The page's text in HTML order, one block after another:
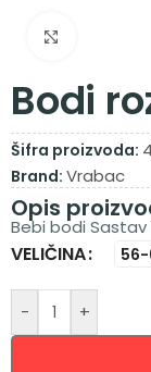
Zumiraj
Bodi
Šifra proizvoda:
Brand: Vrabac
Opis
Bebi bodi Sastav
VELIČINA
- +
Alternative: